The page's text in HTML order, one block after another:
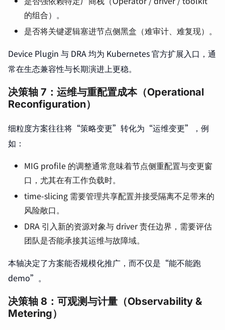
的组合）。
是否将关键逻辑塞进节点侧黑盒（难审计、难复现）。
Device Plugin 与 DRA 均为 Kubernetes 官方扩展入口，通
常在生态兼容性与长期演进上更稳。
决策轴 7：运维与重配置成本（Operational
Reconfiguration）
细粒度方案往往将“策略变更”转化为“运维变更”，例
如：
MIG profile 的调整通常意味着节点侧重配置与变更窗
口，尤其在有工作负载时。
time-slicing 需要管理共享配置并接受隔离不足带来的
风险敞口。
DRA 引入新的资源对象与 driver 责任边界，需要评估
团队是否能承接其运维与故障域。
本轴决定了方案能否规模化推广，而不仅是“能不能跑
demo”。
决策轴 8：可观测与计量（Observability &
Metering）